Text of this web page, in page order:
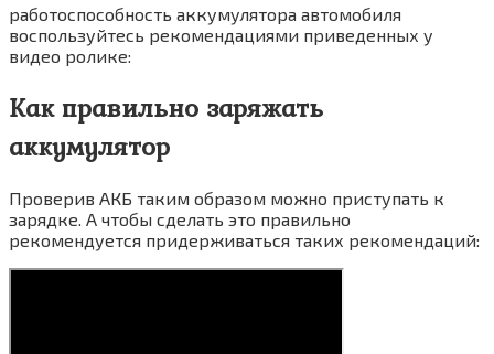
работоспособность аккумулятора автомобиля
воспользуйтесь рекомендациями приведенных у
видео ролике:
Как правильно заряжать
аккумулятор
Проверив АКБ таким образом можно приступать к
зарядке. А чтобы сделать это правильно
рекомендуется придерживаться таких рекомендаций: